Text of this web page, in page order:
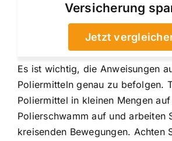
Versicherung
Jetzt
Es ist wichtig, die Anweisungen
Poliermitteln genau zu befolgen.
Poliermittel in kleinen Mengen
Polierschwamm auf und arbeiten
kreisenden Bewegungen. Achten